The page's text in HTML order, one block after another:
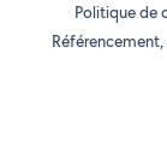
Politique de